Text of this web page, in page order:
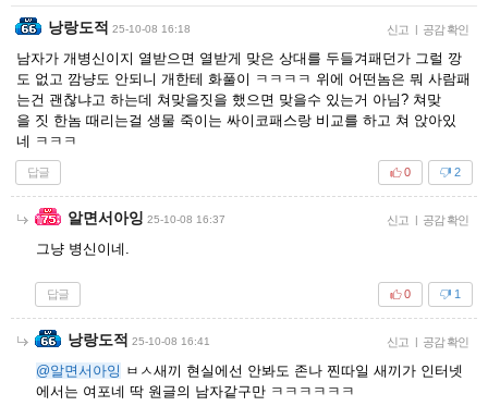
낭랑도적 25-10-08 16:18 신고 | 공감 확인
남자가 개병신이지 열받으면 열받게 맞은 상대를 두들겨패던가 그럴 깡
도 없고 깜냥도 안되니 개한테 화풀이 ㅋㅋㅋㅋ 위에 어떤놈은 뭐 사람패
는건 괜찮냐고 하는데 쳐맞을짓을 했으면 맞을수 있는거 아님? 쳐맞
을 짓 한놈 때리는걸 생물 죽이는 싸이코패스랑 비교를 하고 쳐 앉아있
네 ㅋㅋㅋ
답글 2
0
알면서아잉 25-10-08 16:37 신고 | 공감 확인
그냥 병신이네.
답글 1
0
낭랑도적 25-10-08 16:41 신고 | 공감 확인
@알면서아잉 ㅂㅅ새끼 현실에선 안봐도 존나 찐따일 새끼가 인터넷
에서는 여포네 딱 원글의 남자같구만 ㅋㅋㅋㅋㅋㅋ